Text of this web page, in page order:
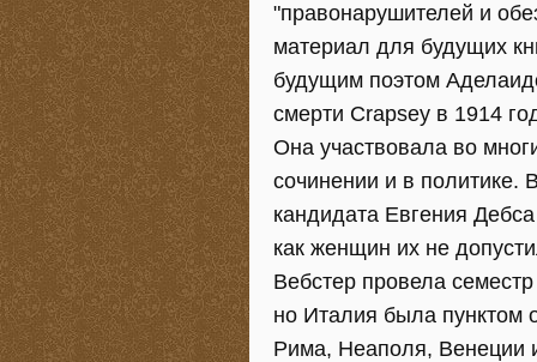
"правонарушителей и
материал для будущих
будущим поэтом
смерти Crapsey в 1914
Она участвовала во
сочинении и в политике.
кандидата Евгения
как женщин их не
Вебстер провела
но Италия была пунктом
Рима, Неаполя, Венеции